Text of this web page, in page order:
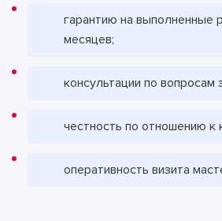
гарантию на выполненные
месяцев;
консультации по вопросам
честность по отношению к
оперативность визита